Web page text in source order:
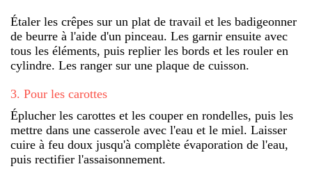
Étaler les crêpes sur un plat de travail et les badigeonner
de beurre à l'aide d'un pinceau. Les garnir ensuite avec
tous les éléments, puis replier les bords et les rouler en
cylindre. Les ranger sur une plaque de cuisson.
3. Pour les carottes
Éplucher les carottes et les couper en rondelles, puis les
mettre dans une casserole avec l'eau et le miel. Laisser
cuire à feu doux jusqu'à complète évaporation de l'eau,
puis rectifier l'assaisonnement.